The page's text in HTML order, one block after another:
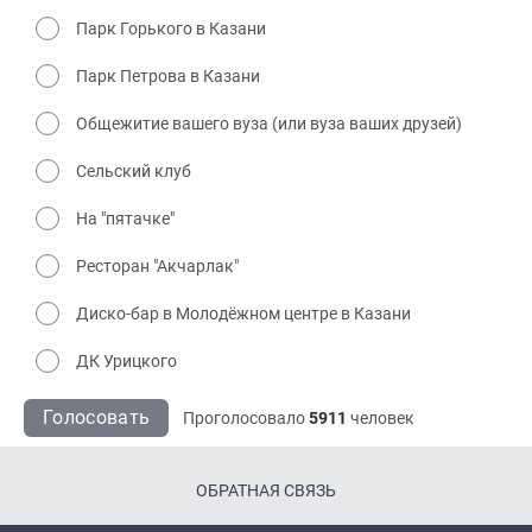
Парк Горького в Казани
Парк Петрова в Казани
Общежитие вашего вуза (или вуза ваших друзей)
Сельский клуб
На "пятачке"
Ресторан "Акчарлак"
Диско-бар в Молодёжном центре в Казани
ДК Урицкого
Голосовать Проголосовало5911 человек
ОБРАТНАЯ СВЯЗЬ